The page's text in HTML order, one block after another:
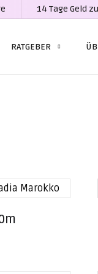
14 Tage Geld
RATGEBER